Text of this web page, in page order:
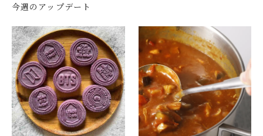
今週のアップデート